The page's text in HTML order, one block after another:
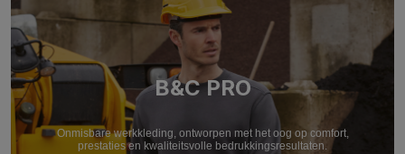
B&C PRO
Onmisbare werkkleding, ontworpen met het oog op comfort,
prestaties en kwaliteitsvolle bedrukkingsresultaten.